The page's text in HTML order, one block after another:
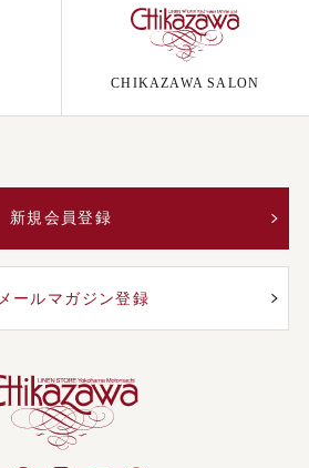
CHIKAZAWA SALON
新規会員登録
メールマガジン登録